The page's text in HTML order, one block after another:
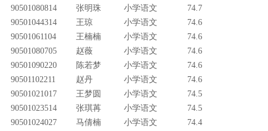
90501080814
张明珠 小学语文
74.7
90501044314
王琼 小学语文
74.6
90501061104
王楠楠 小学语文
74.6
90501080705
赵薇 小学语文
74.6
90501090220
陈若梦 小学语文
74.6
90501102211
赵丹 小学语文
74.6
90501021017
王梦圆 小学语文
74.5
90501023514
张琪苒 小学语文
74.5
90501024027
马倩楠 小学语文
74.4